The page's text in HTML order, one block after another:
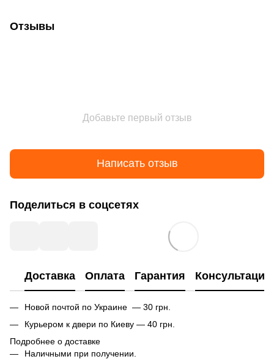
Отзывы
Добавьте первый отзыв
Написать отзыв
Поделиться в соцсетях
Доставка Оплата Гарантия Консультация
Новой почтой по Украине — 30 грн.
Курьером к двери по Киеву — 40 грн.
Подробнее о доставке
Наличными при получении.